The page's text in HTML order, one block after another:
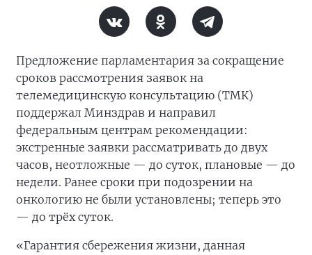
Предложение парламентария за сокращение
сроков рассмотрения заявок на
телемедицинскую консультацию (ТМК)
поддержал Минздрав и направил
федеральным центрам рекомендации:
экстренные заявки рассматривать до двух
часов, неотложные — до суток, плановые — до
недели. Ранее сроки при подозрении на
онкологию не были установлены; теперь это
— до трёх суток.
«Гарантия сбережения жизни, данная